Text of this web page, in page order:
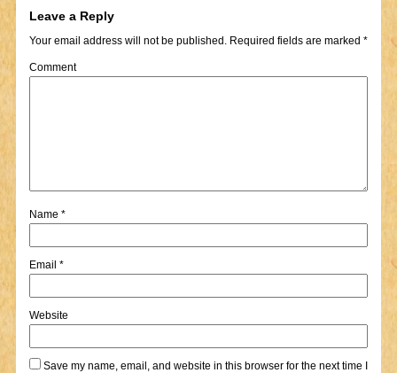
Leave a Reply
Your email address will not be published.Required fields are marked *
Comment
Name *
Email *
Website
Save my name, email, and website in this browser for the next time I